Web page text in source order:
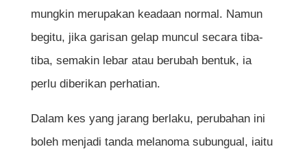
mungkin merupakan keadaan normal. Namun
begitu, jika garisan gelap muncul secara tiba-
tiba, semakin lebar atau berubah bentuk, ia
perlu diberikan perhatian.
Dalam kes yang jarang berlaku, perubahan ini
boleh menjadi tanda melanoma subungual, iaitu